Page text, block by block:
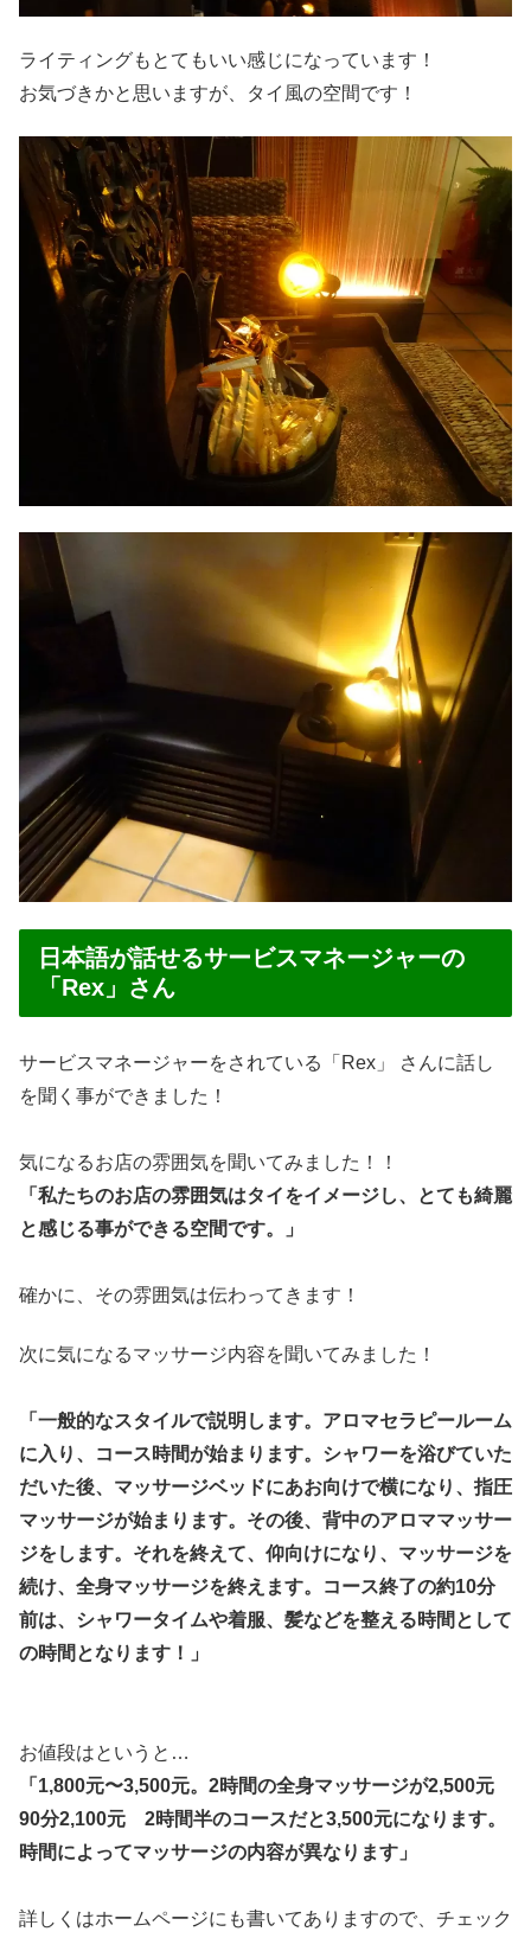
ライティングもとてもいい感じになっています！
お気づきかと思いますが、タイ風の空間です！
日本語が話せるサービスマネージャーの
「Rex」さん
サービスマネージャーをされている「Rex」 さんに話し
を聞く事ができました！
気になるお店の雰囲気を聞いてみました！！
「私たちのお店の雰囲気はタイをイメージし、とても綺麗
と感じる事ができる空間です。」
確かに、その雰囲気は伝わってきます！
次に気になるマッサージ内容を聞いてみました！
「一般的なスタイルで説明します。アロマセラピールーム
に入り、コース時間が始まります。シャワーを浴びていた
だいた後、マッサージベッドにあお向けで横になり、指圧
マッサージが始まります。その後、背中のアロママッサー
ジをします。それを終えて、仰向けになり、マッサージを
続け、全身マッサージを終えます。コース終了の約10分
前は、シャワータイムや着服、髪などを整える時間として
の時間となります！」
お値段はというと…
「1,800元〜3,500元。2時間の全身マッサージが2,500元
90分2,100元 2時間半のコースだと3,500元になります。
時間によってマッサージの内容が異なります」
詳しくはホームページにも書いてありますので、チェック